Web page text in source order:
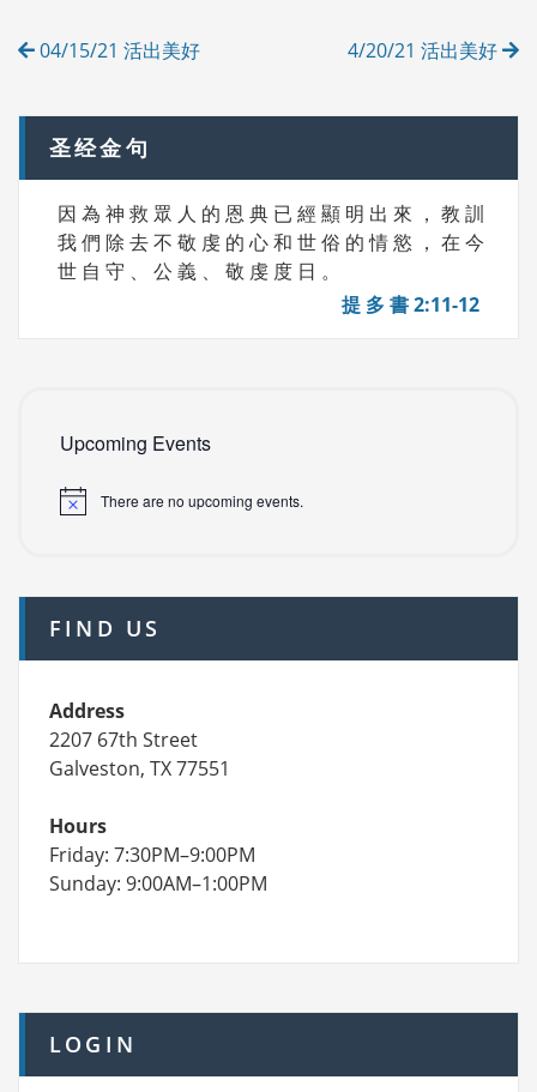
E
Post
04/15/21 活出美好 4/20/21 活出美好
圣经金句
因 為 神 救 眾 人 的 恩 典 已 經 顯 明 出 來 ， 教 訓
我 們 除 去 不 敬 虔 的 心 和 世 俗 的 情 慾 ， 在 今
世 自 守 、 公 義 、 敬 虔 度 日 。
提 多 書 2:11-12
Upcoming Events
There are no upcoming events.
FIND US
Address
2207 67th Street
Galveston, TX 77551
Hours
Friday: 7:30PM–9:00PM
Sunday: 9:00AM–1:00PM
LOGIN